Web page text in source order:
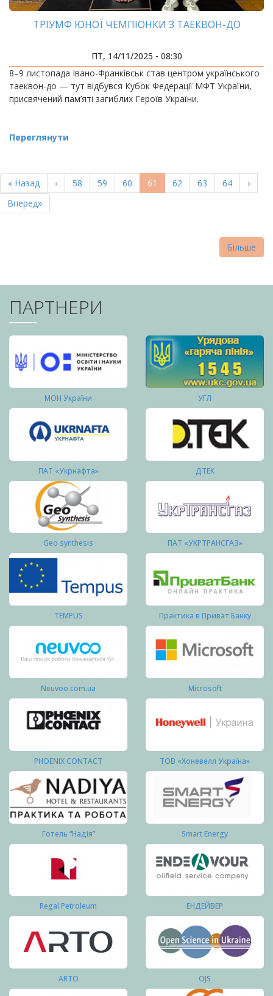
ТРІУМФ ЮНОЇ ЧЕМПІОНКИ З ТАЕКВОН-ДО
ПТ, 14/11/2025 - 08:30
8–9 листопада Івано-Франківськ став центром українського
таеквон-до — тут відбувся Кубок Федерації МФТ України,
присвячений пам’яті загиблих Героїв України.
Переглянути
НА
СТОРІНКИ
Перша
сторінка
« Назад
Попередня
сторінка
‹ Page
58 Page
59 Page
60
Поточна
сторінка
61 Page
62 Page
63 Page
64
›
Остання
сторінка
Вперед»
Більше
ПАРТНЕРИ
МОН України УГЛ
ПАТ «Укрнафта» ДТЕК
Geo synthesis ПАТ «УКРТРАНСГАЗ»
TEMPUS Практика в Приват Банку
Neuvoo.com.ua Microsoft
PHOENIX CONTACT ТОВ «Хоневелл Україна»
Готель “Надія” Smart Energy
Regal Petroleum ЕНДЕЙВЕР
ARTO OJS